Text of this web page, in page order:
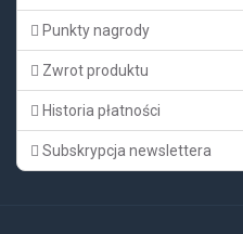
Punkty nagrody
Zwrot produktu
Historia płatności
Subskrypcja newslettera